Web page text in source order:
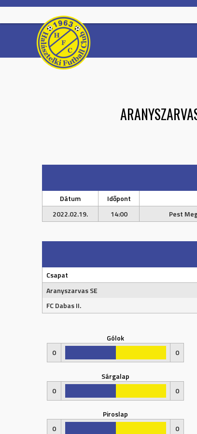
Skip
content
Dátum Időpont
2022.02.19.
14:00 Pest
Csapat
Aranyszarvas SE
FC Dabas II.
Gólok
0
0
Sárgalap
0
0
Piroslap
0
0